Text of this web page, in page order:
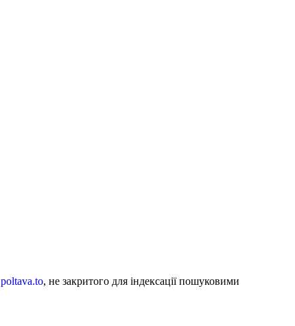
poltava.to, не закритого для індексації пошуковими